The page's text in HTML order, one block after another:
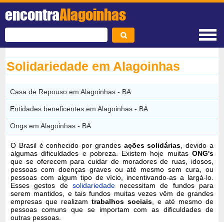
encontraAlagoinhas
Solidariedade em Alagoinhas
Casa de Repouso em Alagoinhas - BA
Entidades beneficentes em Alagoinhas - BA
Ongs em Alagoinhas - BA
O Brasil é conhecido por grandes ações solidárias , devido a
algumas dificuldades e pobreza. Existem hoje muitas ONG's
que se oferecem para cuidar de moradores de ruas, idosos,
pessoas com doenças graves ou até mesmo sem cura, ou
pessoas com algum tipo de vício, incentivando-as a largá-lo.
Esses gestos de solidariedadenecessitam de fundos para
serem mantidos, e tais fundos muitas vezes vêm de grandes
empresas que realizamtrabalhos sociais , e até mesmo de
pessoas comuns que se importam com as dificuldades de
outras pessoas.